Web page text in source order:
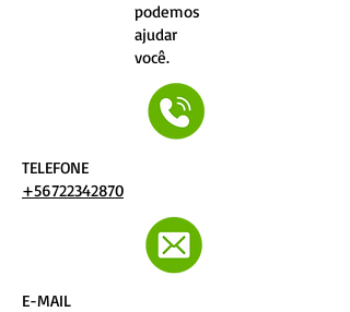
podemos
ajudar
você.
TELEFONE
+56722342870
E-MAIL